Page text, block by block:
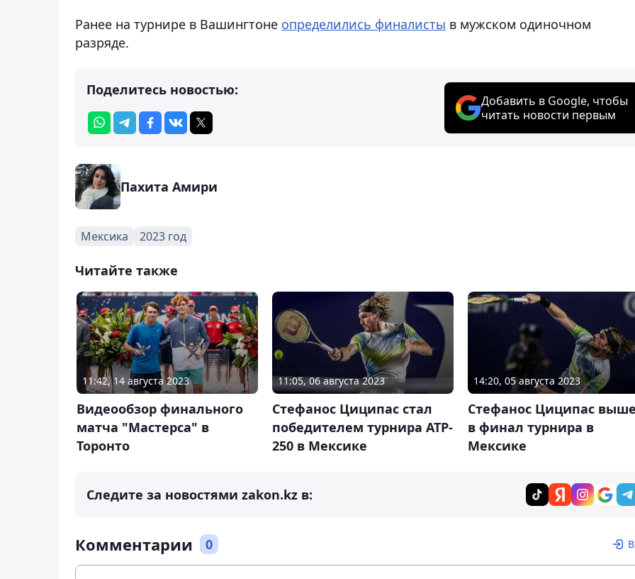
Ранее на турнире в Вашингтоне определились финалисты в мужском одиночном
разряде.
Поделитесь новостью:
Добавить в Google, чтобы
читать новости первым
Пахита Амири
Мексика 2023 год
Читайте также
11:42, 14 августа 2023
Видеообзор финального
матча "Мастерса" в
Торонто
11:05, 06 августа 2023
Стефанос Циципас стал
победителем турнира ATP-
250 в Мексике
14:20, 05 августа 2023
Стефанос Циципас
в финал турнира в
Мексике
Следите за новостями zakon.kz в:
Комментарии 0